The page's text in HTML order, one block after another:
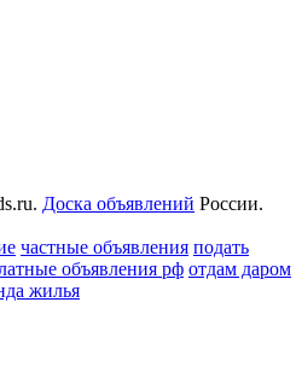
Доска объявлений России.
частные объявления подать
объявления рф отдам даром
жилья